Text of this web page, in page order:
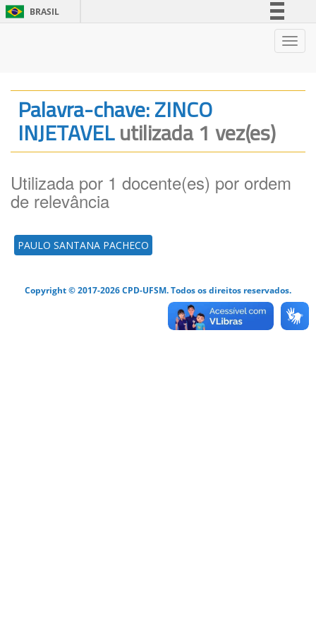
BRASIL
Legislação
Canais
Palavra-chave: ZINCO
INJETAVELutilizada 1 vez(es)
Utilizada por 1 docente(es) por ordem
de relevância
PAULO SANTANA PACHECO
Copyright © 2017-2026 CPD-UFSM. Todos os direitos reservados.